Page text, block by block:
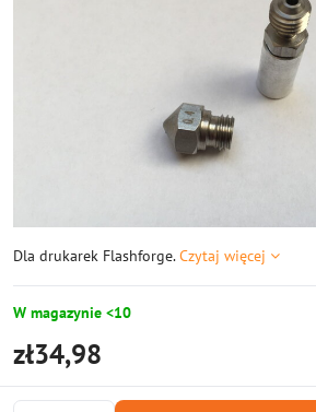
Dla drukarek Flashforge.Czytaj więcej
W magazynie <10
zł34,98